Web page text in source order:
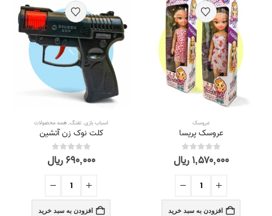
عروسک
عروسک پریسا
۱,۵۷۰,۰۰۰ ریال
افزودن به سبد خرید
اسباب بازی, تفنگ, همه محصولات
کلت نوک زن آتشین
۶۹۰,۰۰۰ ریال
افزودن به سبد خرید